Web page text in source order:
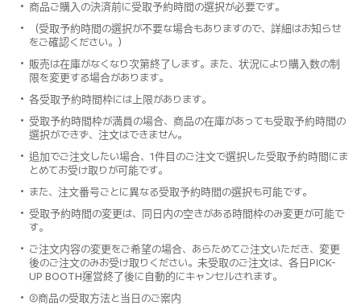
商品ご購入の決済前に受取予約時間の選択が必要です。
（受取予約時間の選択が不要な場合もありますので、詳細はお知らせ
をご確認ください。）
販売は在庫がなくなり次第終了します。また、状況により購入数の制
限を変更する場合があります。
各受取予約時間枠には上限があります。
受取予約時間枠が満員の場合、商品の在庫があっても受取予約時間の
選択ができず、注文はできません。
追加でご注文したい場合、1件目のご注文で選択した受取予約時間にま
とめてお受け取りが可能です。
また、注文番号ごとに異なる受取予約時間の選択も可能です。
受取予約時間の変更は、同日内の空きがある時間枠のみ変更が可能で
す。
ご注文内容の変更をご希望の場合、あらためてご注文いただき、変更
後のご注文のみお受け取りください。未受取のご注文は、各日PICK-
UP BOOTH運営終了後に自動的にキャンセルされます。
②商品の受取方法と当日のご案内